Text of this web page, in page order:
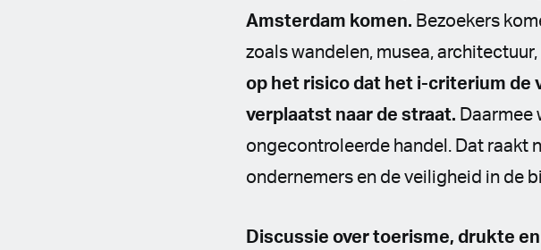
Amsterdam komen. Bezoekers
zoals wandelen, musea,
op het risico dat het i-criterium de
verplaatst naar de straat. Daarmee
ongecontroleerde handel. Dat raakt
ondernemers en de veiligheid in de
Discussie over toerisme, drukte